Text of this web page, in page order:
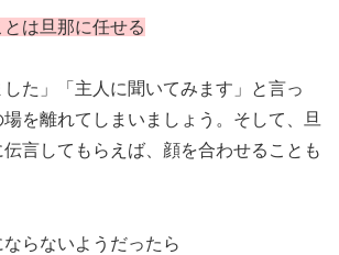
とは 旦那に任せる
した」「主人に聞いてみます」と言っ
を離れてしまいましょう。そして、旦
言してもらえば、顔を合わせることも
らないようだったら